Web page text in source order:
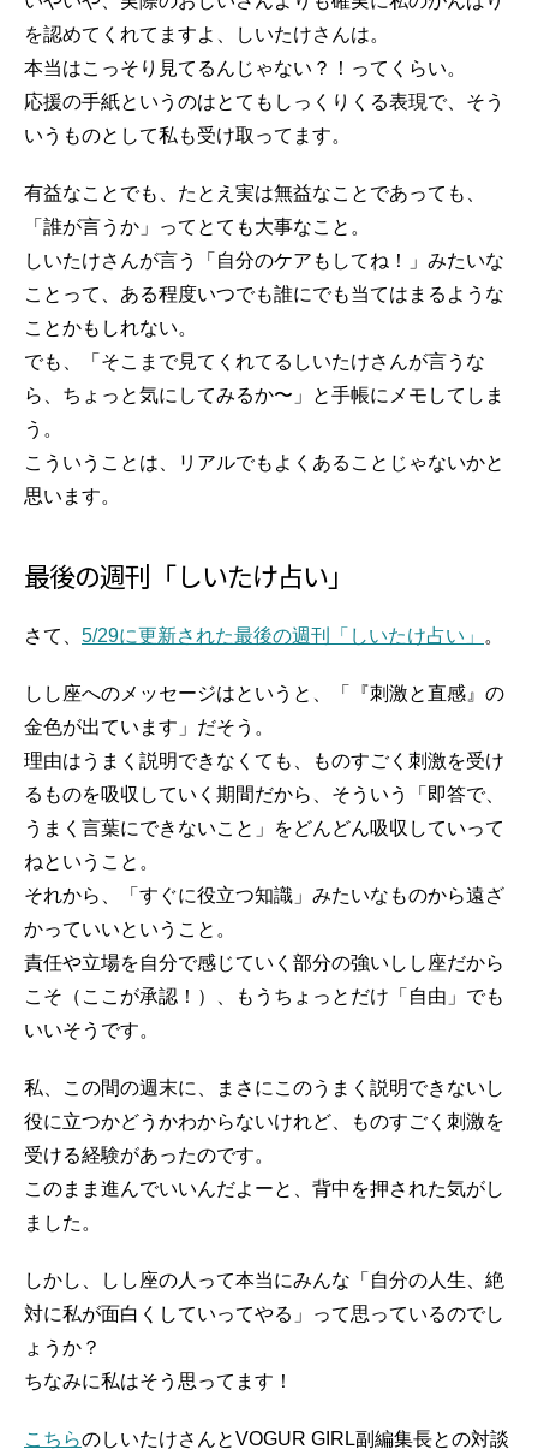
を認めてくれてますよ、しいたけさんは。
本当はこっそり見てるんじゃない？！ってくらい。
応援の手紙というのはとてもしっくりくる表現で、そう
いうものとして私も受け取ってます。
有益なことでも、たとえ実は無益なことであっても、
「誰が言うか」ってとても大事なこと。
しいたけさんが言う「自分のケアもしてね！」みたいな
ことって、ある程度いつでも誰にでも当てはまるような
ことかもしれない。
でも、「そこまで見てくれてるしいたけさんが言うな
ら、ちょっと気にしてみるか〜」と手帳にメモしてしま
う。
こういうことは、リアルでもよくあることじゃないかと
思います。
最後の週刊「しいたけ占い」
さて、 5/29に更新された最後の週刊「しいたけ占い」 。
しし座へのメッセージはというと、「『刺激と直感』の
金色が出ています」だそう。
理由はうまく説明できなくても、ものすごく刺激を受け
るものを吸収していく期間だから、そういう「即答で、
うまく言葉にできないこと」をどんどん吸収していって
ねということ。
それから、「すぐに役立つ知識」みたいなものから遠ざ
かっていいということ。
責任や立場を自分で感じていく部分の強いしし座だから
こそ（ここが承認！）、もうちょっとだけ「自由」でも
いいそうです。
私、この間の週末に、まさにこのうまく説明できないし
役に立つかどうかわからないけれど、ものすごく刺激を
受ける経験があったのです。
このまま進んでいいんだよーと、背中を押された気がし
ました。
しかし、しし座の人って本当にみんな「自分の人生、絶
対に私が面白くしていってやる」って思っているのでし
ょうか？
ちなみに私はそう思ってます！
こちらのしいたけさんとVOGUR GIRL副編集長との対談